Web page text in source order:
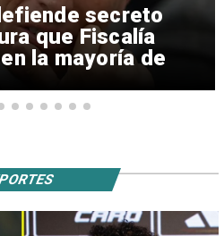
secreto
que Fiscalía
la mayoría de